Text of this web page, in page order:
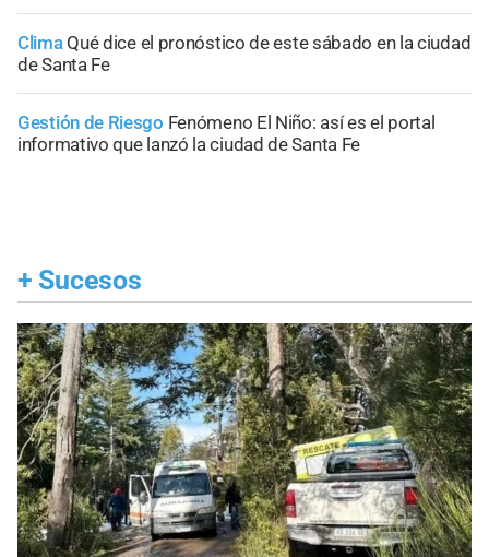
Clima Qué dice el pronóstico de este sábado en la ciudad
de Santa Fe
Gestión de Riesgo Fenómeno El Niño: así es el portal
informativo que lanzó la ciudad de Santa Fe
+ Sucesos